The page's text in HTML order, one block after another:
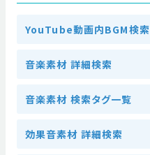
YouTube動画内BGM検索
音楽素材 詳細検索
音楽素材 検索タグ一覧
効果音素材 詳細検索